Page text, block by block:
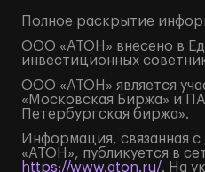
Полное раскрытие
ООО «АТОН» внесено в
инвестиционных
ООО «АТОН» является
«Московская Биржа» и
Петербургская биржа».
Информация, связанная
«АТОН», публикуется в
https://www.aton.ru/. На